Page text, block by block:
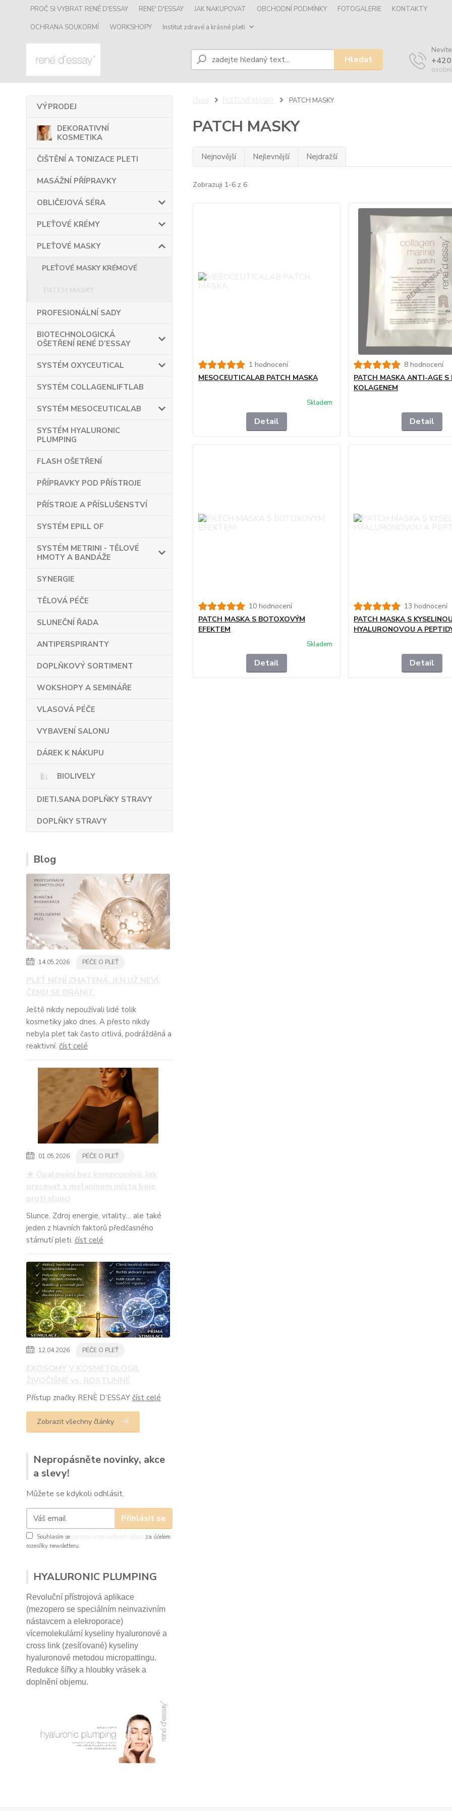
PROČ SI VYBRAT RENÉ D'ESSAY RENE' D'ESSAY JAK NAKUPOVAT OBCHODNÍ PODMÍNKY FOTOGALERIE
KONTAKTY
OCHRANA SOUKORMÍ
WORKSHOPY Institut zdravé a krásné pleti
Hledat
VÝPRODEJ
DEKORATIVNÍ
KOSMETIKA
ČIŠTĚNÍ A TONIZACE PLETI
MASÁŽNÍ PŘÍPRAVKY
OBLIČEJOVÁ SÉRA
PLEŤOVÉ KRÉMY
PLEŤOVÉ MASKY
PLEŤOVÉ MASKY KRÉMOVÉ
PROFESIONÁLNÍ SADY
BIOTECHNOLOGICKÁ
OŠETŘENÍ RENÉ D’ESSAY
SYSTÉM OXYCEUTICAL
SYSTÉM COLLAGENLIFTLAB
SYSTÉM MESOCEUTICALAB
SYSTÉM HYALURONIC
PLUMPING
FLASH OŠETŘENÍ
PŘÍPRAVKY POD PŘÍSTROJE
PŘÍSTROJE A PŘÍSLUŠENSTVÍ
SYSTÉM EPILL OF
SYSTÉM METRINI - TĚLOVÉ
HMOTY A BANDÁŽE
SYNERGIE
TĚLOVÁ PÉČE
SLUNEČNÍ ŘADA
ANTIPERSPIRANTY
DOPLŇKOVÝ SORTIMENT
WOKSHOPY A SEMINÁŘE
VLASOVÁ PÉČE
VYBAVENÍ SALONU
DÁREK K NÁKUPU
BIOLIVELY
DIETI.SANA DOPLŇKY STRAVY
DOPLŇKY STRAVY
Blog
14.05.2026 PÉČE O PLEŤ
PLEŤ NENÍ ZMATENÁ. JEN UŽ NEVÍ,
ČEMU SE BRÁNIT.
Ještě nikdy nepoužívali lidé tolik
kosmetiky jako dnes. A přesto nikdy
nebyla pleť tak často citlivá, podrážděná a
reaktivní. číst celé
01.05.2026 PÉČE O PLEŤ
☀️ Opalování bez kompromisů: Jak
pracovat s melaninem místo boje
proti slunci
Slunce. Zdroj energie, vitality… ale také
jeden z hlavních faktorů předčasného
stárnutí pleti. číst celé
12.04.2026 PÉČE O PLEŤ
EXOSOMY V KOSMETOLOGII:
ŽIVOČIŠNÉ vs. ROSTLINNÉ
Přístup značky RENÈ D’ESSAY číst celé
Zobrazit všechny články
Nepropásněte novinky, akce
a slevy!
Můžete se kdykoli odhlásit.
Přihlásit se
Souhlasím se zpracováním osobních údajů
za účelem
rozesílky newsletteru.
HYALURONIC PLUMPING
Revoluční přístrojová aplikace
(mezopero se speciálním neinvazivním
nástavcem a elekroporace)
vícemolekulární kyseliny hyaluronové a
cross link (zesíťované) kyseliny
hyaluronové metodou micropattingu.
Redukce šířky a hloubky vrásek a
doplnění objemu.
Úvod PLEŤOVÉ MASKY PATCH MASKY
PATCH MASKY
Nejnovější Nejlevnější Nejdražší
Zobrazuji 1-6 z 6
1 hodnocení
MESOCEUTICALAB PATCH MASKA
Skladem
Detail
8 hodnocení
PATCH MASKA ANTI-AGE S
KOLAGENEM
Detail
10 hodnocení
PATCH MASKA S BOTOXOVÝM
EFEKTEM
Skladem
Detail
13 hodnocení
PATCH MASKA S KYSELINOU
HYALURONOVOU A
Detail